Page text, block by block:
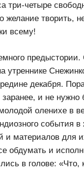
три-четыре
желание творить,
всему!
утреннике
декабря.
и не нужно
оленихе в
события в
и материалов для
обдумать и
в голове: «Что,